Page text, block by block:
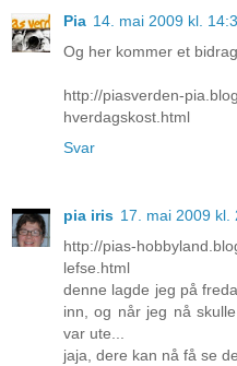
Pia 14. mai 2009 kl.
Og her kommer et
http://piasverden-
hverdagskost.html
Svar
pia iris 17. mai 2009 kl.
http://pias-
lefse.html
denne lagde jeg på
inn, og når jeg nå
var ute...
jaja, dere kan nå få se